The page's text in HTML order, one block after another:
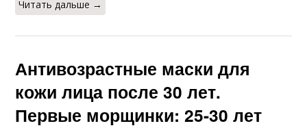
Читать дальше →
Антивозрастные маски для
кожи лица после 30 лет.
Первые морщинки: 25-30 лет